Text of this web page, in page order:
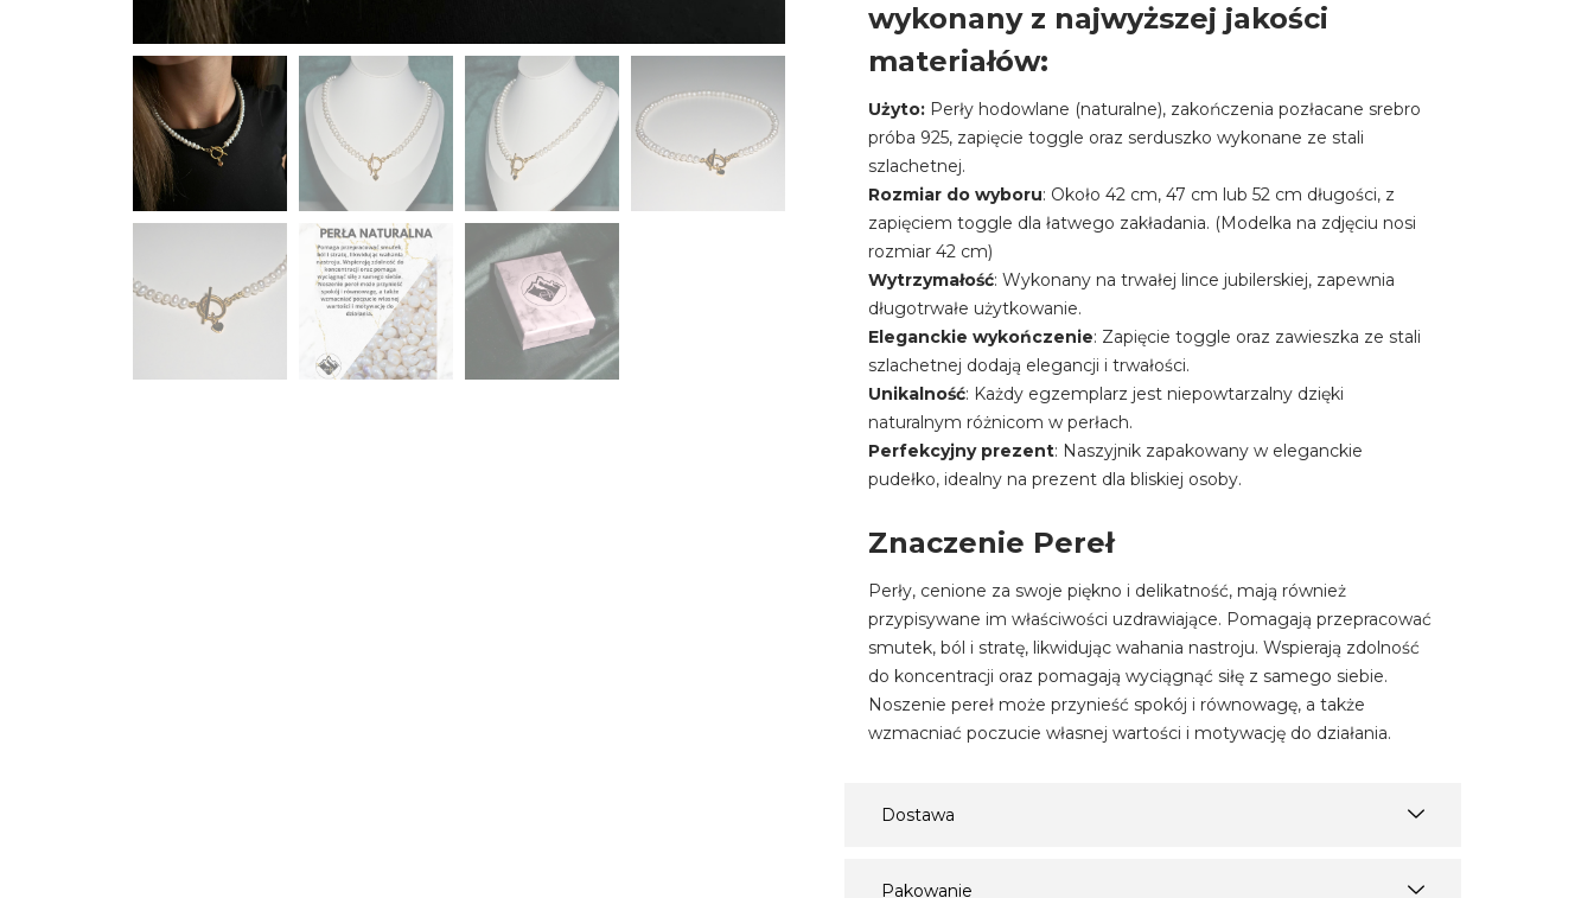
wykonany z najwyższej jakości
materiałów:
Użyto: Perły hodowlane (naturalne), zakończenia pozłacane srebro
próba 925, zapięcie toggle oraz serduszko wykonane ze stali
szlachetnej.
Rozmiar do wyboru: Około 42 cm, 47 cm lub 52 cm długości, z
zapięciem toggle dla łatwego zakładania. (Modelka na zdjęciu nosi
rozmiar 42 cm)
Wytrzymałość: Wykonany na trwałej lince jubilerskiej, zapewnia
długotrwałe użytkowanie.
Eleganckie wykończenie: Zapięcie toggle oraz zawieszka ze stali
szlachetnej dodają elegancji i trwałości.
Unikalność: Każdy egzemplarz jest niepowtarzalny dzięki
naturalnym różnicom w perłach.
Perfekcyjny prezent: Naszyjnik zapakowany w eleganckie
pudełko, idealny na prezent dla bliskiej osoby.
Znaczenie Pereł
Perły, cenione za swoje piękno i delikatność, mają również
przypisywane im właściwości uzdrawiające. Pomagają przepracować
smutek, ból i stratę, likwidując wahania nastroju. Wspierają zdolność
do koncentracji oraz pomagają wyciągnąć siłę z samego siebie.
Noszenie pereł może przynieść spokój i równowagę, a także
wzmacniać poczucie własnej wartości i motywację do działania.
Dostawa
Pakowanie